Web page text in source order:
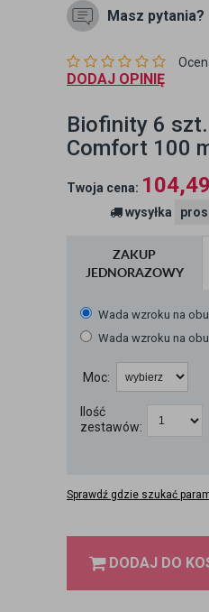
Masz pytania?
DODAJ OPINIĘ
Biofinity 6
Comfort 100
Twoja cena: 104,49
wysyłka
ZAKUP
JEDNORAZOWY
Wada wzroku na
Wada wzroku na
Moc:
Ilość
zestawów:
Sprawdź gdzie szukać
DODAJ DO